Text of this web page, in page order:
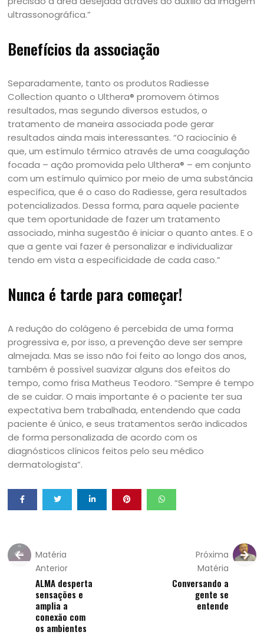
ultrassonográfica.”
Benefícios da associação
Separadamente, tanto os produtos Radiesse
Collection quanto o Ulthera® promovem ótimos
resultados, mas segundo diversos estudos, o
tratamento de maneira associada pode gerar
resultados ainda mais interessantes. “O raciocínio é
que, um estímulo térmico através de uma coagulação
focada – ação promovida pelo Ulthera® – em conjunto
com um estímulo químico por meio de uma substância
específica, que é o caso do Radiesse, gera resultados
potencializados. Dessa forma, para aquele paciente
que tem oportunidade de fazer um tratamento
associado, minha sugestão é iniciar o quanto antes. E o
que a gente vai fazer é personalizar e individualizar
tendo em vista a especificidade de cada caso.”
Nunca é tarde para começar!
A redução do colágeno é percebida de uma forma
progressiva e, por isso, a prevenção deve ser sempre
almejada. Mas se isso não foi feito ao longo dos anos,
também é possível suavizar alguns dos efeitos do
tempo, como frisa Matheus Teodoro. “Sempre é tempo
de se cuidar. O mais importante é o paciente ter sua
expectativa bem trabalhada, entendendo que cada
paciente é único, e seus tratamentos serão indicados
de forma personalizada de acordo com os
diagnósticos clínicos feitos pelo seu médico
dermatologista”.
Matéria
Anterior
ALMA desperta
sensações e
amplia a
conexão com
os ambientes
Próxima
Matéria
Conversando a
gente se
entende